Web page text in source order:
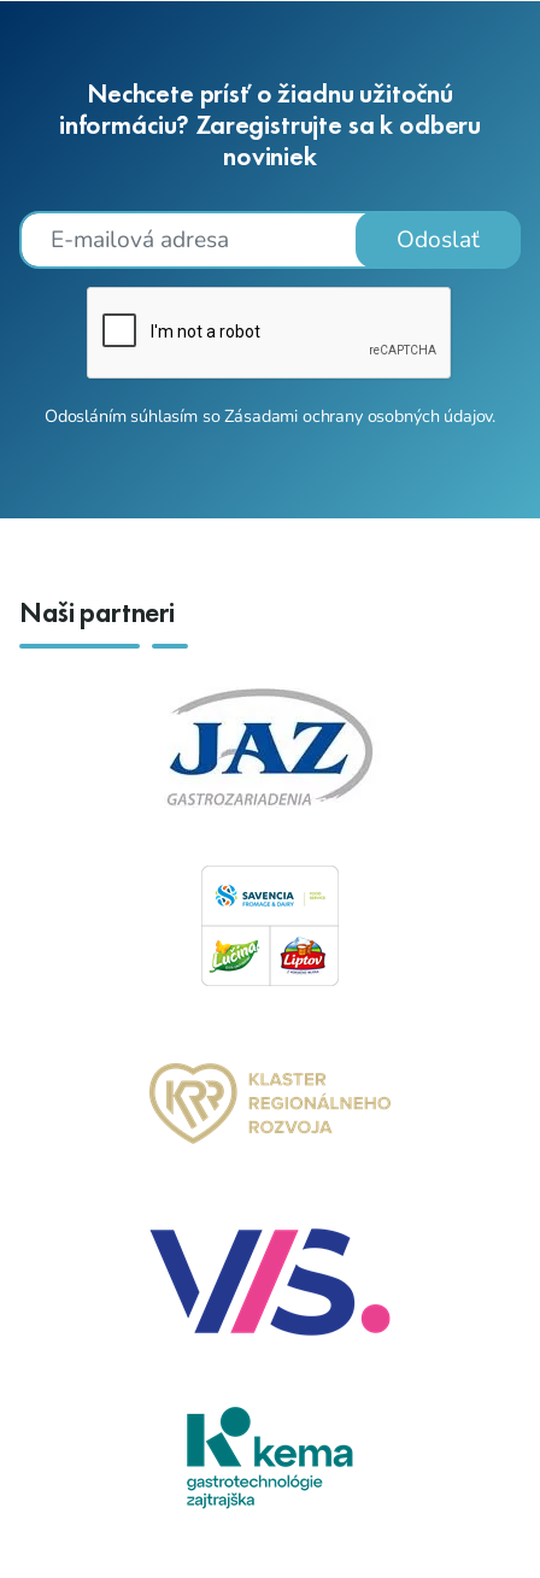
Nechcete prísť o žiadnu užitočnú
informáciu? Zaregistrujte sa k odberu
noviniek
Odoslať
Odosláním súhlasím soZásadami ochrany osobných údajov.
Naši partneri